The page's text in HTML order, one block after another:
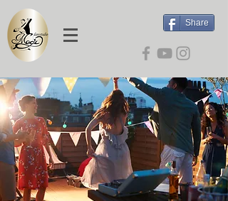
Share